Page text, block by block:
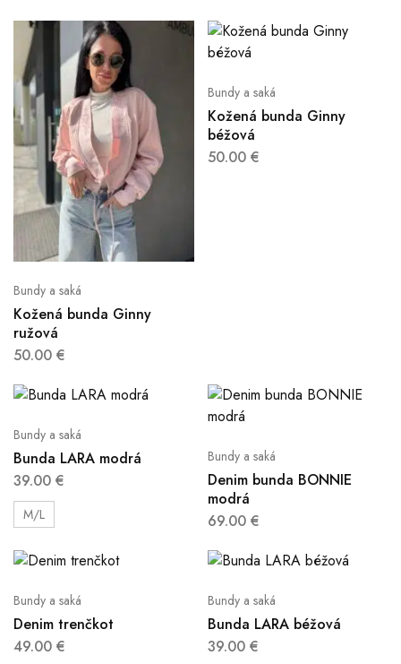
Bundy a saká
Kožená bunda Ginny
ružová
50.00 €
Bundy a saká
Kožená bunda Ginny
béžová
50.00 €
Bundy a saká
Bunda LARA modrá
39.00 €
M/L
Bundy a saká
Denim bunda BONNIE
modrá
69.00 €
Bundy a saká
Denim trenčkot
49.00 €
Bundy a saká
Bunda LARA béžová
39.00 €